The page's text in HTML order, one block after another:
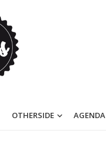
OTHERSIDE AGENDA